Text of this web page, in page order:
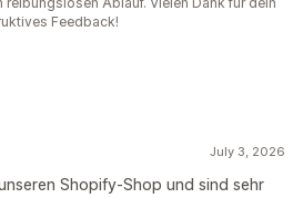
Feedback!
July 3, 2026
Shopify-Shop und sind sehr